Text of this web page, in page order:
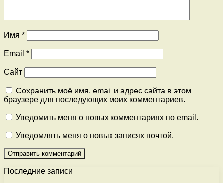
Имя *
Email *
Сайт
Сохранить моё имя, email и адрес сайта в этом
браузере для последующих моих комментариев.
Уведомить меня о новых комментариях по email.
Уведомлять меня о новых записях почтой.
Последние записи